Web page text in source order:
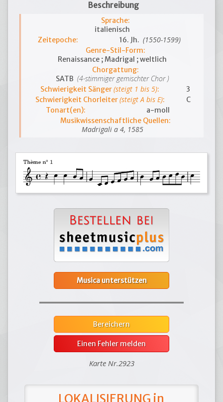
Beschreibung
Sprache:
italienisch
Zeitepoche:
16. Jh. (1550-1599)
Genre-Stil-Form:
Renaissance ; Madrigal ; weltlich
Chorgattung:
SATB (4-stimmiger gemischter Chor )
Schwierigkeit Sänger(steigt 1 bis 5):
3
Schwierigkeit Chorleiter(steigt A bis E):
C
Tonart(en):
a-moll
Musikwissenschaftliche Quellen:
Madrigali a 4, 1585
Musica unterstützen
Bereichern
Einen Fehler melden
Karte Nr.2923
LOKALISIERUNG in